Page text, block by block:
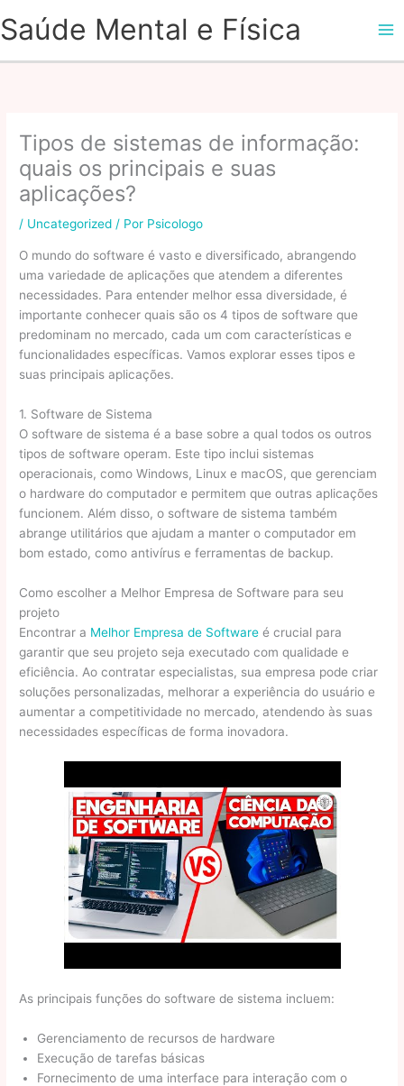
para
Saúde Mental e Física
Tipos de sistemas de informação:
quais os principais e suas
aplicações?
/ Uncategorized / Por Psicologo
O mundo do software é vasto e diversificado, abrangendo
uma variedade de aplicações que atendem a diferentes
necessidades. Para entender melhor essa diversidade, é
importante conhecer quais são os 4 tipos de software que
predominam no mercado, cada um com características e
funcionalidades específicas. Vamos explorar esses tipos e
suas principais aplicações.
1. Software de Sistema
O software de sistema é a base sobre a qual todos os outros
tipos de software operam. Este tipo inclui sistemas
operacionais, como Windows, Linux e macOS, que gerenciam
o hardware do computador e permitem que outras aplicações
funcionem. Além disso, o software de sistema também
abrange utilitários que ajudam a manter o computador em
bom estado, como antivírus e ferramentas de backup.
Como escolher a Melhor Empresa de Software para seu
projeto
Encontrar a Melhor Empresa de Software é crucial para
garantir que seu projeto seja executado com qualidade e
eficiência. Ao contratar especialistas, sua empresa pode criar
soluções personalizadas, melhorar a experiência do usuário e
aumentar a competitividade no mercado, atendendo às suas
necessidades específicas de forma inovadora.
As principais funções do software de sistema incluem:
Gerenciamento de recursos de hardware
Execução de tarefas básicas
Fornecimento de uma interface para interação com o